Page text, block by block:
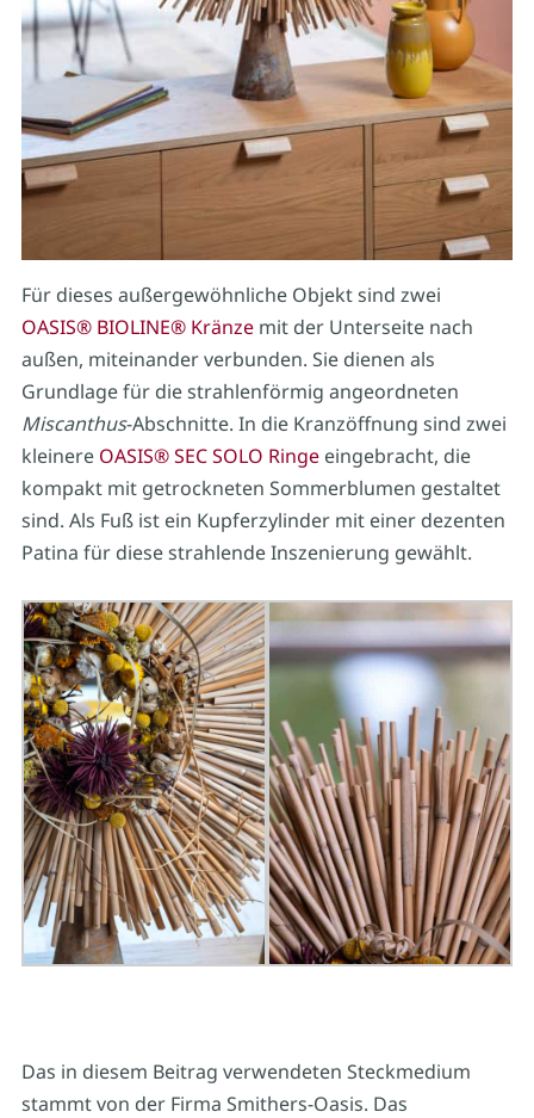
Für dieses außergewöhnliche Objekt sind zwei
OASIS® BIOLINE® Kränzemit der Unterseite nach
außen, miteinander verbunden. Sie dienen als
Grundlage für die strahlenförmig angeordneten
Miscanthus-Abschnitte. In die Kranzöffnung sind zwei
kleinere OASIS® SEC SOLO Ringeeingebracht, die
kompakt mit getrockneten Sommerblumen gestaltet
sind. Als Fuß ist ein Kupferzylinder mit einer dezenten
Patina für diese strahlende Inszenierung gewählt.
Das in diesem Beitrag verwendeten Steckmedium
stammt von der Firma Smithers-Oasis. Das